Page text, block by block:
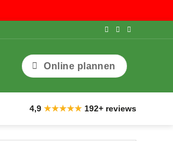
Online plannen
4,9 ★★★★★ 192+ reviews